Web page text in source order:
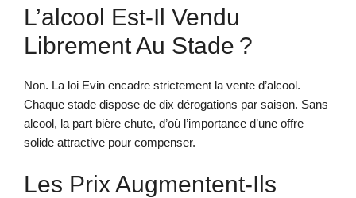
L’alcool Est-Il Vendu
Librement Au Stade ?
Non. La loi Evin encadre strictement la vente d’alcool.
Chaque stade dispose de dix dérogations par saison. Sans
alcool, la part bière chute, d’où l’importance d’une offre
solide attractive pour compenser.
Les Prix Augmentent-Ils